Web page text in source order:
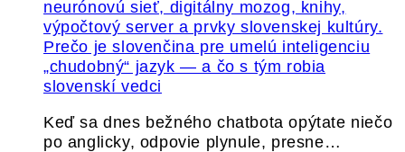
Prečo je slovenčina pre umelú inteligenciu
„chudobný“ jazyk — a čo s tým robia
slovenskí vedci
Keď sa dnes bežného chatbota opýtate niečo
po anglicky, odpovie plynule, presne…